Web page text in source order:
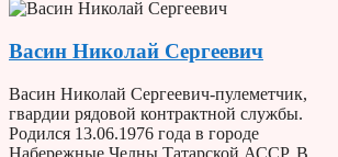
Васин Николай Сергеевич
Васин Николай Сергеевич-пулеметчик,
гвардии рядовой контрактной службы.
Родился 13.06.1976 года в городе
Набережные Челны Татарской АССР. В